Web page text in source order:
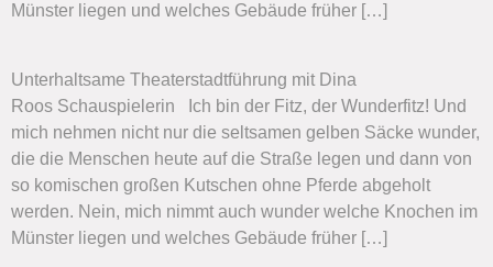
Münster liegen und welches Gebäude früher […]
Unterhaltsame Theaterstadtführung mit Dina
Roos Schauspielerin Ich bin der Fitz, der Wunderfitz! Und
mich nehmen nicht nur die seltsamen gelben Säcke wunder,
die die Menschen heute auf die Straße legen und dann von
so komischen großen Kutschen ohne Pferde abgeholt
werden. Nein, mich nimmt auch wunder welche Knochen im
Münster liegen und welches Gebäude früher […]